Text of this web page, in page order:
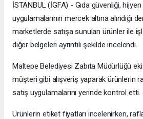
İSTANBUL (İGFA) - Gıda güvenliği,
uygulamalarının mercek altına alındığı
marketlerde satışa sunulan ürünler ile
diğer belgeleri ayrıntılı şekilde incelendi.
Maltepe Belediyesi Zabıta Müdürlüğü
müşteri gibi alışveriş yaparak ürünlerin
satış uygulamalarını yerinde kontrol etti.
Ürünlerin etiket fiyatları incelenirken,